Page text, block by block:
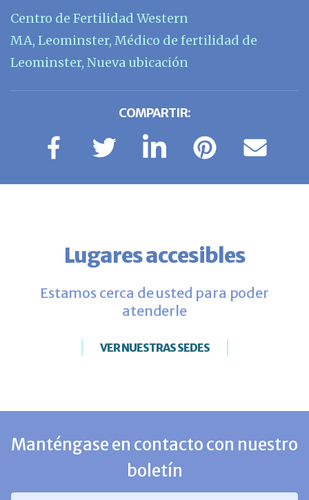
Centro de Fertilidad Western
MA, Leominster, Médico de fertilidad de
Leominster, Nueva ubicación
COMPARTIR:
Lugares accesibles
Estamos cerca de usted para poder
atenderle
VER NUESTRAS SEDES
Manténgase en contacto con nuestro
boletín